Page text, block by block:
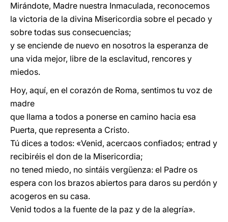
Mirándote, Madre nuestra Inmaculada, reconocemos
la victoria de la divina Misericordia sobre el pecado y
sobre todas sus consecuencias;
y se enciende de nuevo en nosotros la esperanza de
una vida mejor, libre de la esclavitud, rencores y
miedos.
Hoy, aquí, en el corazón de Roma, sentimos tu voz de
madre
que llama a todos a ponerse en camino hacia esa
Puerta, que representa a Cristo.
Tú dices a todos: «Venid, acercaos confiados; entrad y
recibiréis el don de la Misericordia;
no tened miedo, no sintáis vergüenza: el Padre os
espera con los brazos abiertos para daros su perdón y
acogeros en su casa.
Venid todos a la fuente de la paz y de la alegría».